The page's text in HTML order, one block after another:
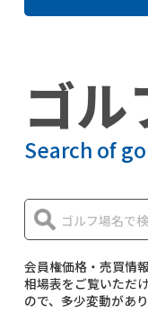
ゴ
Search of
会員権価格・売買情
相場表をご覧いただ
ので、多少変動があり